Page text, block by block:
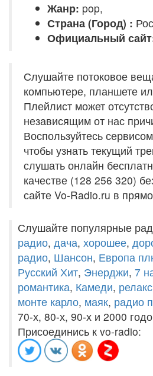
Жанр: pop,
Страна (Город) :
Официальный
Слушайте потоковое
компьютере, планшете
Плейлист может
независящим от нас
Воспользуйтесь
чтобы узнать текущий
слушать онлайн
качестве (128 256 320)
сайте Vo-Radio.ru в
Слушайте популярные
радио, дача, хорошее,
радио, Шансон, Европа
Русский Хит, Энерджи, 7
романтика, Камеди, релакс
монте карло, маяк, радио
70-х, 80-х, 90-х и 2000
Присоединись к vo-radio: